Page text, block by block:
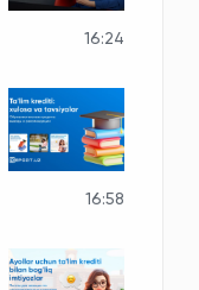
16:24
16:58